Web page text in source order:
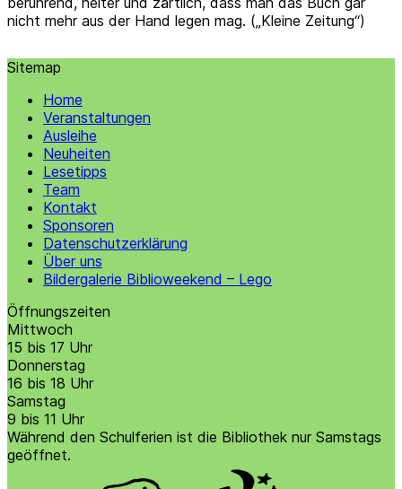
nicht mehr aus der Hand legen mag. („Kleine Zeitung“)
Sitemap
Home
Veranstaltungen
Ausleihe
Neuheiten
Lesetipps
Team
Kontakt
Sponsoren
Datenschutzerklärung
Über uns
Bildergalerie Biblioweekend – Lego
Öffnungszeiten
Mittwoch
15 bis 17 Uhr
Donnerstag
16 bis 18 Uhr
Samstag
9 bis 11 Uhr
Während den Schulferien ist die Bibliothek nur Samstags
geöffnet.